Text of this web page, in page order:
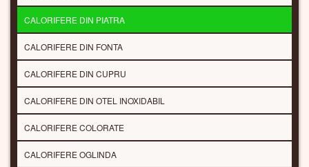
CALORIFERE DIN PIATRA
CALORIFERE DIN FONTA
CALORIFERE DIN CUPRU
CALORIFERE DIN OTEL INOXIDABIL
CALORIFERE COLORATE
CALORIFERE OGLINDA